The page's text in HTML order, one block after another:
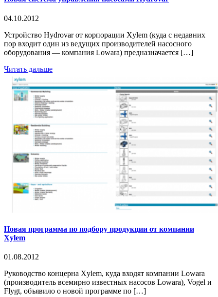
04.10.2012
Устройство Hydrovar от корпорации Xylem (куда с недавних
пор входит один из ведущих производителей насосного
оборудования — компания Lowara) предназначается […]
Читать дальше
Новая программа по подбору продукции от компании
Xylem
01.08.2012
Руководство концерна Xylem, куда входят компании Lowara
(производитель всемирно известных насосов Lowara), Vogel и
Flygt, объявило о новой программе по […]